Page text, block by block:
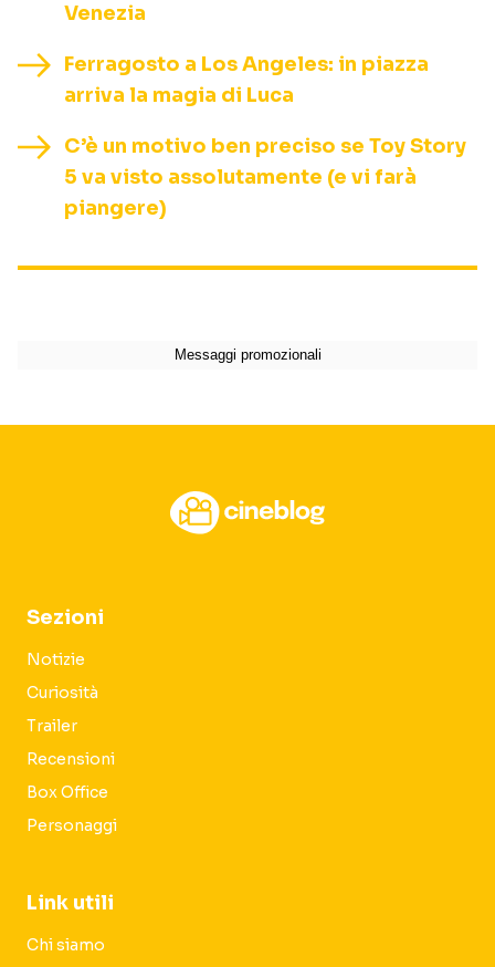
Venezia
Ferragosto a Los Angeles: in piazza
arriva la magia di Luca
C’è un motivo ben preciso se Toy Story
5 va visto assolutamente (e vi farà
piangere)
Sezioni
Notizie
Curiosità
Trailer
Recensioni
Box Office
Personaggi
Link utili
Chi siamo